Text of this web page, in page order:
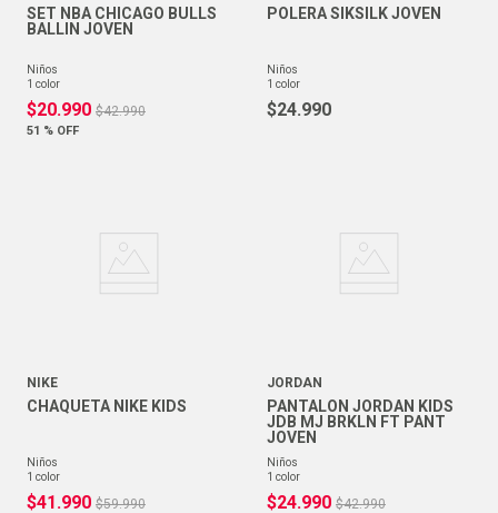
SET NBA CHICAGO BULLS
BALLIN JOVEN
niños
1 color
$20.990 $42.990
51 % OFF
POLERA SIKSILK JOVEN
niños
1 color
$24.990
NIKE
CHAQUETA NIKE KIDS
niños
1 color
$41 .990 $59.990
JORDAN
PANTALON JORDAN KIDS
JDB MJ BRKLN FT PANT
JOVEN
niños
1 color
$24.990 $42.990